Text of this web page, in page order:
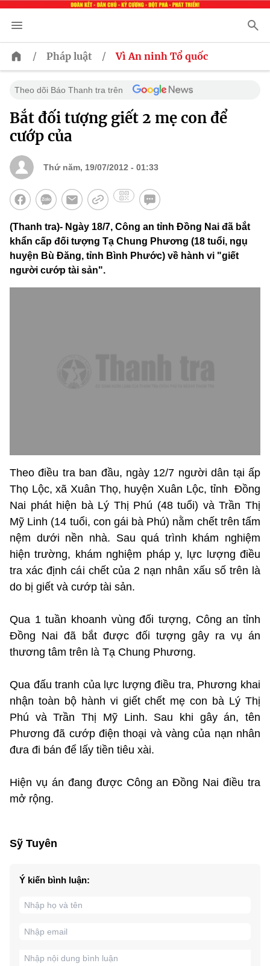
/ Pháp luật / Vì An ninh Tổ quốc
Theo dõi Báo Thanh tra trên
Bắt đối tượng giết 2 mẹ con để
cướp của
Thứ năm, 19/07/2012 - 01:33
(Thanh tra)- Ngày 18/7, Công an tỉnh Đồng Nai đã bắt
khẩn cấp đối tượng Tạ Chung Phương (18 tuổi, ngụ
huyện Bù Đăng, tỉnh Bình Phước) về hành vi "giết
người cướp tài sản".
Theo điều tra ban đầu, ngày 12/7 người dân tại ấp
Thọ Lộc, xã Xuân Thọ, huyện Xuân Lộc, tỉnh Đồng
Nai phát hiện bà Lý Thị Phú (48 tuổi) và Trần Thị
Mỹ Linh (14 tuổi, con gái bà Phú) nằm chết trên tấm
nệm dưới nền nhà. Sau quá trình khám nghiệm
hiện trường, khám nghiệm pháp y, lực lượng điều
tra xác định cái chết của 2 nạn nhân xấu số trên là
do bị giết và cướp tài sản.
Qua 1 tuần khoanh vùng đối tượng, Công an tỉnh
Đồng Nai đã bắt được đối tượng gây ra vụ án
thương tâm trên là Tạ Chung Phương.
Qua đấu tranh của lực lượng điều tra, Phương khai
nhận toàn bộ hành vi giết chết mẹ con bà Lý Thị
Phú và Trần Thị Mỹ Linh. Sau khi gây án, tên
Phương đã cướp điện thoại và vàng của nạn nhân
đưa đi bán để lấy tiền tiêu xài.
Hiện vụ án đang được Công an Đồng Nai điều tra
mở rộng.
Sỹ Tuyên
Ý kiến bình luận: